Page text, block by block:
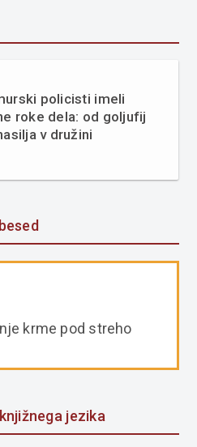
policisti imeli
roke dela: od goljufij
v družini
krme pod streho
jezika